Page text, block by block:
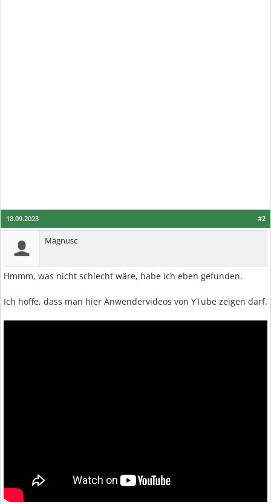
#2
18.09.2023
Magnusc
Hmmm, was nicht schlecht wäre, habe ich eben gefunden.
Ich hoffe, dass man hier Anwendervideos von YTube zeigen darf.